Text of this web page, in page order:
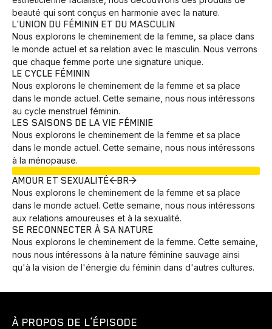
beauté qui sont conçus en harmonie avec la nature.
L'UNION DU FÉMININ ET DU MASCULIN
Nous explorons le cheminement de la femme, sa place dans
le monde actuel et sa relation avec le masculin. Nous verrons
que chaque femme porte une signature unique.
LE CYCLE FÉMININ
Nous explorons le cheminement de la femme et sa place
dans le monde actuel. Cette semaine, nous nous intéressons
au cycle menstruel féminin.
LES SAISONS DE LA VIE FÉMINIE
Nous explorons le cheminement de la femme et sa place
dans le monde actuel. Cette semaine, nous nous intéressons
à la ménopause.
AMOUR ET SEXUALITÉ<BR>
Nous explorons le cheminement de la femme et sa place
dans le monde actuel. Cette semaine, nous nous intéressons
aux relations amoureuses et à la sexualité.
SE RECONNECTER À SA NATURE
Nous explorons le cheminement de la femme. Cette semaine,
nous nous intéressons à la nature féminine sauvage ainsi
qu'à la vision de l'énergie du féminin dans d'autres cultures.
À PROPOS DE L’ÉPISODE